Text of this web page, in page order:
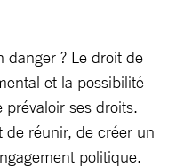
danger ? Le droit de
et la possibilité
ses droits.
de réunir, de créer un
politique.